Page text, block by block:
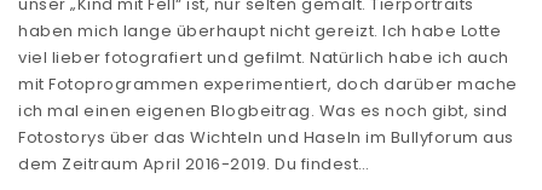
haben mich lange überhaupt nicht gereizt. Ich habe Lotte
viel lieber fotografiert und gefilmt. Natürlich habe ich auch
mit Fotoprogrammen experimentiert, doch darüber mache
ich mal einen eigenen Blogbeitrag. Was es noch gibt, sind
Fotostorys über das Wichteln und Haseln im Bullyforum aus
dem Zeitraum April 2016-2019. Du findest…